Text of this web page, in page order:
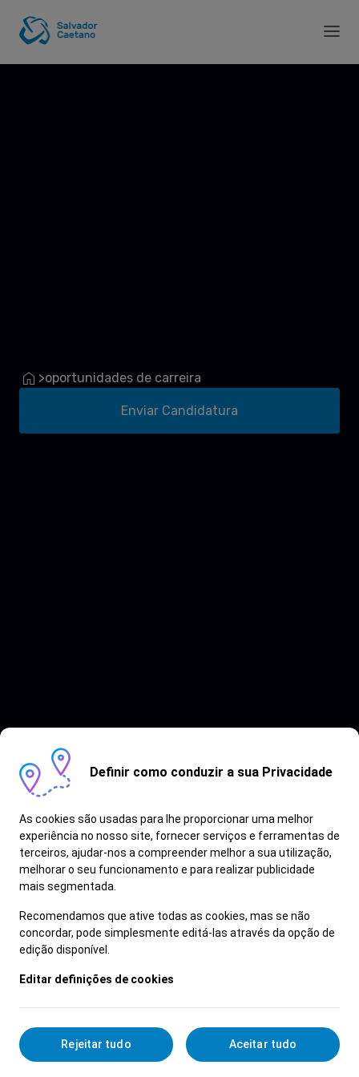
>oportunidades de carreira
Enviar Candidatura
Vagas semelhantes
Definir como conduzir a sua Privacidade
As cookies são usadas para lhe proporcionar uma melhor
experiência no nosso site, fornecer serviços e ferramentas de
terceiros, ajudar-nos a compreender melhor a sua utilização,
melhorar o seu funcionamento e para realizar publicidade
mais segmentada.
Recomendamos que ative todas as cookies, mas se não
concordar, pode simplesmente editá-las através da opção de
edição disponível.
Editar definições de cookies
Rejeitar tudo Aceitar tudo